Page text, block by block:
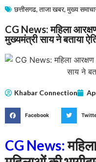
छत्तीसगढ, ताजा खबर, मुख्य
CG News: महिला
मुख्यमंत्री साय ने बताया
Khabar Connection
Facebook
CG News: